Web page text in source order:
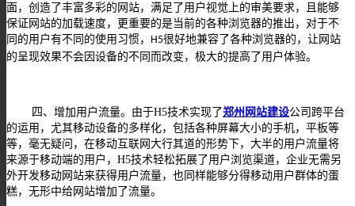
面，创造了丰富多彩的网站，满足了用户视觉上的审美要求，且能够
保证网站的加载速度，更重要的是当前的各种浏览器的推出，对于不
同的用户有不同的使用习惯，
H5很好地兼容了各种浏览器的，让网站
的呈现效果不会因设备的不同而改变，极大的提高了用户体验。
四、 增加用户流量。由于H5技术实现了郑州网站建设公司跨平台
的运用，尤其移动设备的多样化，包括各种屏幕大小的手机，平板等
等，毫无疑问，在移动互联网大行其道的形势下，大半的用户流量将
来源于移动端的用户， H5技术轻松拓展了用户浏览渠道，企业无需另
外开发移动网站来获得用户流量，也同样能够分得移动用户群体的蛋
糕，无形中给网站增加了流量。